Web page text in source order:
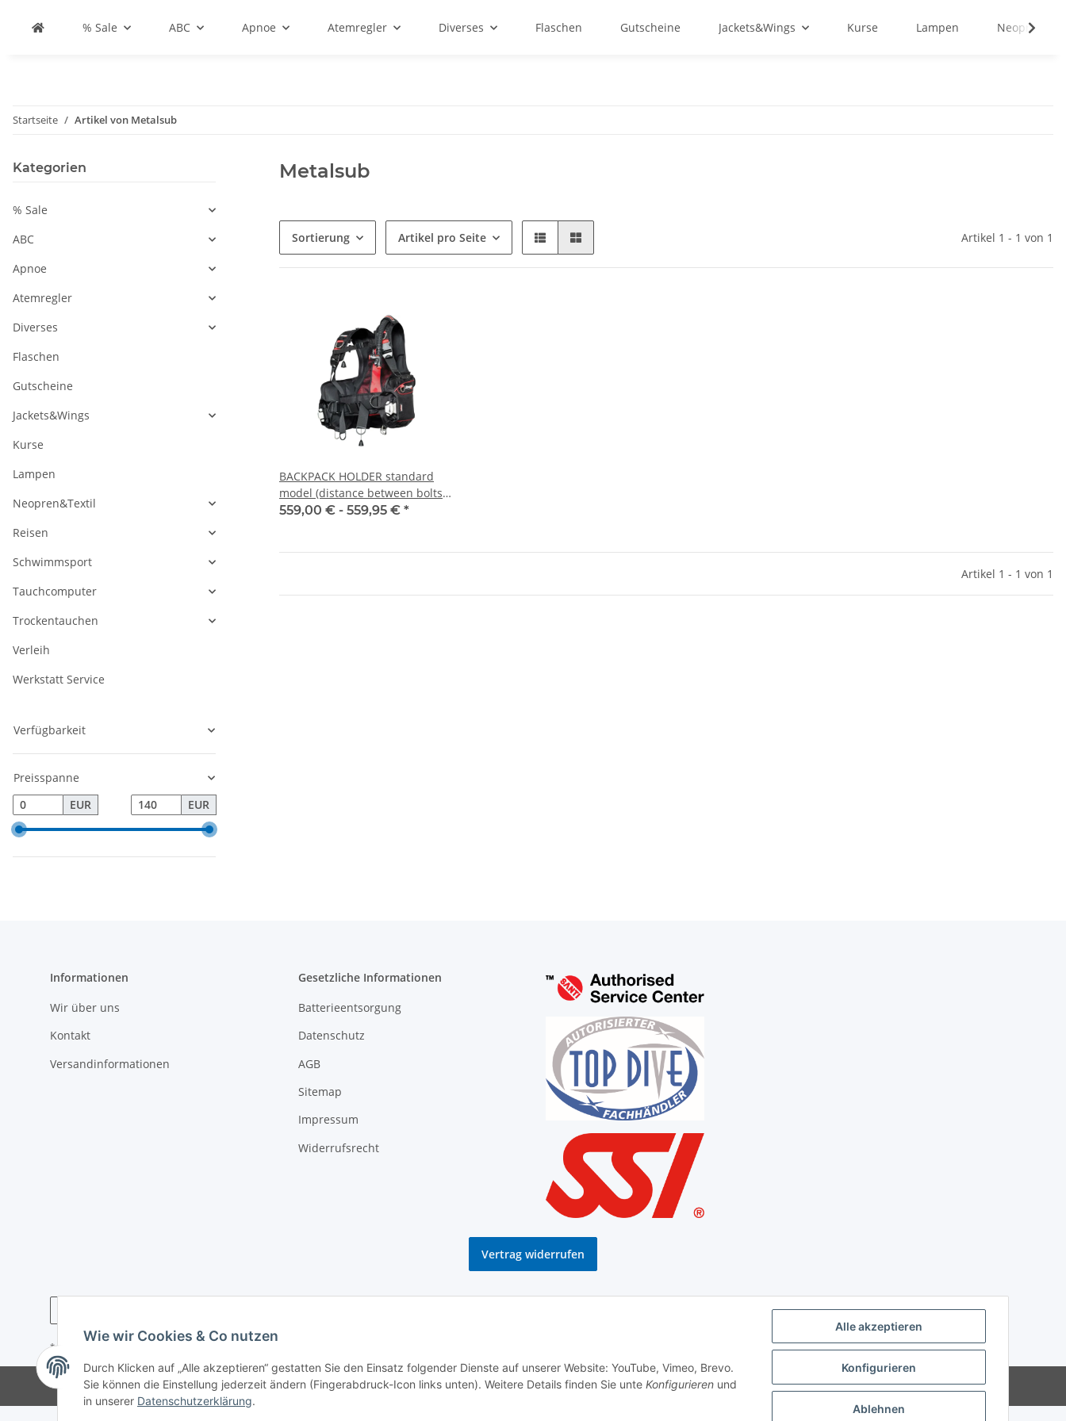
% Sale ABC Apnoe Atemregler Diverses Flaschen Gutscheine Jackets&Wings Kurse Lampen
Startseite Artikel von Metalsub
Metalsub
Sortierung Artikel pro Seite Artikel 1 - 1 von 1
BACKPACK HOLDER standard
model (distance between bolts
280mm)
559,00 € - 559,95 € *
Artikel 1 - 1 von 1
Kategorien
% Sale
ABC
Apnoe
Atemregler
Diverses
Flaschen
Gutscheine
Jackets&Wings
Kurse
Lampen
Neopren&Textil
Reisen
Schwimmsport
Tauchcomputer
Trockentauchen
Verleih
Werkstatt Service
Verfügbarkeit
Preisspanne
EUR
EUR
Informationen
Wir über uns
Kontakt
Versandinformationen
Gesetzliche Informationen
Batterieentsorgung
Datenschutz
AGB
Sitemap
Impressum
Widerrufsrecht
Vertrag widerrufen
* Alle Preise inkl. gesetzlicher USt., zzgl.
Powered byJTL-Shop
Wie wir Cookies & Co nutzen
Durch Klicken auf „Alle akzeptieren“ gestatten Sie den Einsatz folgender Dienste auf unserer Website: YouTube, Vimeo, Brevo.
Sie können die Einstellung jederzeit ändern (Fingerabdruck-Icon links unten). Weitere Details finden Sie unte Konfigurieren und
in unserer Datenschutzerklärung.
Alle akzeptieren
Konfigurieren
Ablehnen